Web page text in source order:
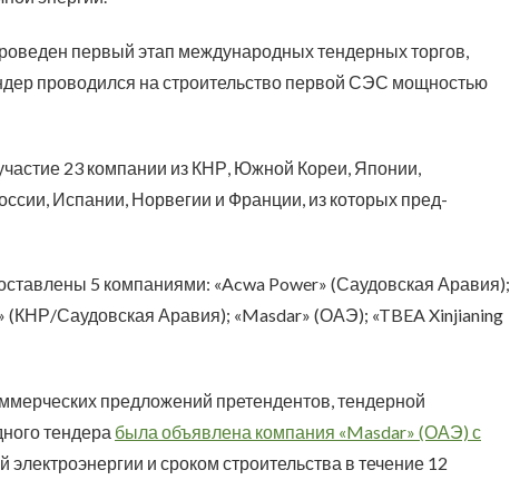
первый этап международных тендерных торгов,
проводился на строительство первой СЭС мощностью
23 компании из КНР, Южной Кореи, Японии,
Испании, Норвегии и Франции, из которых пред-
5 компаниями: «Acwa Power» (Саудовская Аравия);
(КНР/Саудовская Аравия); «Masdar» (ОАЭ); «TBEA Xinjianing
предложений претендентов, тендерной
тендера была объявлена компания «Masdar» (ОАЭ) с
электроэнергии и сроком строительства в течение 12